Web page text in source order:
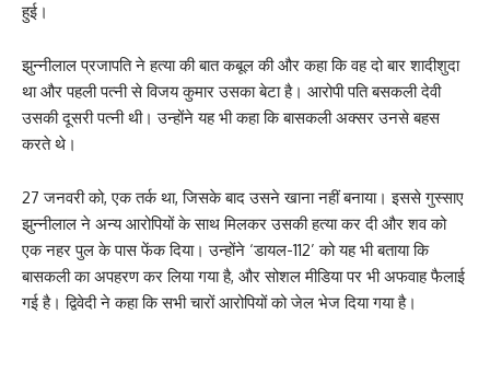
हुई।
झुन्नीलाल प्रजापति ने हत्या की बात कबूल की और कहा कि वह दो बार शादीशुदा
था और पहली पत्नी से विजय कुमार उसका बेटा है। आरोपी पति बसकली देवी
उसकी दूसरी पत्नी थी। उन्होंने यह भी कहा कि बासकली अक्सर उनसे बहस
करते थे।
27 जनवरी को, एक तर्क था, जिसके बाद उसने खाना नहीं बनाया। इससे गुस्साए
झुन्नीलाल ने अन्य आरोपियों के साथ मिलकर उसकी हत्या कर दी और शव को
एक नहर पुल के पास फेंक दिया। उन्होंने ‘डायल-112’ को यह भी बताया कि
बासकली का अपहरण कर लिया गया है, और सोशल मीडिया पर भी अफवाह फैलाई
गई है। द्विवेदी ने कहा कि सभी चारों आरोपियों को जेल भेज दिया गया है।